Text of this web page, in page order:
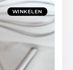
WINKELEN